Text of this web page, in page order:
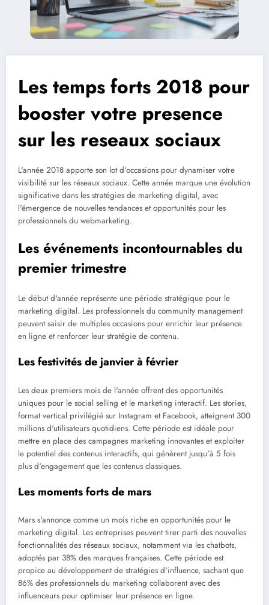
Les temps forts 2018 pour
booster votre presence
sur les reseaux sociaux
L'année 2018 apporte son lot d'occasions pour dynamiser votre
visibilité sur les réseaux sociaux. Cette année marque une évolution
significative dans les stratégies de marketing digital, avec
l'émergence de nouvelles tendances et opportunités pour les
professionnels du webmarketing.
Les événements incontournables du
premier trimestre
Le début d'année représente une période stratégique pour le
marketing digital. Les professionnels du community management
peuvent saisir de multiples occasions pour enrichir leur présence
en ligne et renforcer leur stratégie de contenu.
Les festivités de janvier à février
Les deux premiers mois de l'année offrent des opportunités
uniques pour le social selling et le marketing interactif. Les stories,
format vertical privilégié sur Instagram et Facebook, atteignent 300
millions d'utilisateurs quotidiens. Cette période est idéale pour
mettre en place des campagnes marketing innovantes et exploiter
le potentiel des contenus interactifs, qui génèrent jusqu'à 5 fois
plus d'engagement que les contenus classiques.
Les moments forts de mars
Mars s'annonce comme un mois riche en opportunités pour le
marketing digital. Les entreprises peuvent tirer parti des nouvelles
fonctionnalités des réseaux sociaux, notamment via les chatbots,
adoptés par 38% des marques françaises. Cette période est
propice au développement de stratégies d'influence, sachant que
86% des professionnels du marketing collaborent avec des
influenceurs pour optimiser leur présence en ligne.